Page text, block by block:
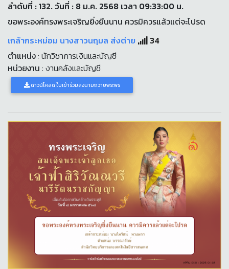
ลำดับที่ : 132. วันที่ : 8 ม.ค. 2568 เวลา 09:33:00 น.
ขอพระองค์ทรงพระเจริญยิ่งยืนนาน ควรมิควรแล้วแต่จะโปรด
เกล้ากระหม่อม นางสาวนฤมล ส่งต่าย
34
ตำแหน่ง: นักวิชาการเงินและบัญชี
หน่วยงาน : งานคลังและบัญชี
ดาวน์โหลด ใบเข้าร่วมลงนามถวายพระพร